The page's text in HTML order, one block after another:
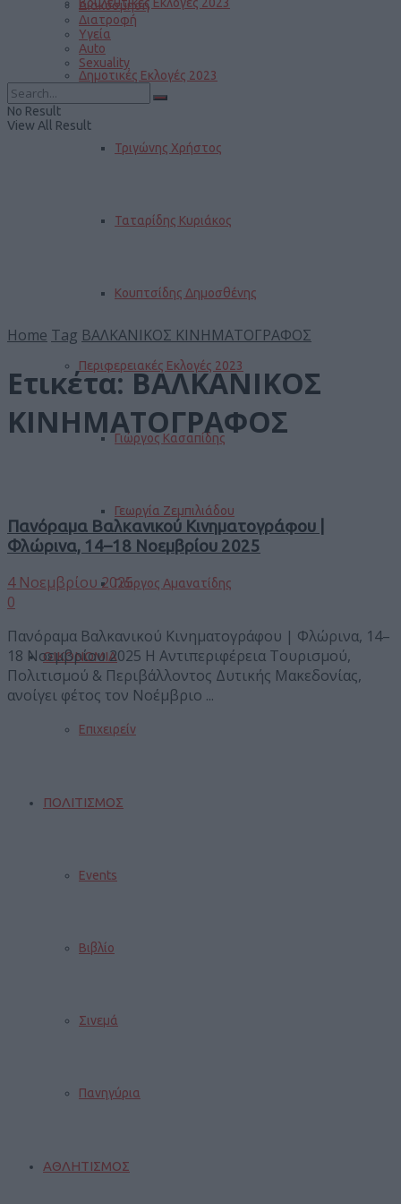
Δημοτικές Εκλογές 2023
Τριγώνης Χρήστος
Ταταρίδης Κυριάκος
Κουπτσίδης Δημοσθένης
Περιφερειακές Εκλογές 2023
Γιώργος Κασαπίδης
Γεωργία Ζεμπιλιάδου
Γιώργος Αμανατίδης
ΟΙΚΟΝΟΜΙΑ
Επιχειρείν
ΠΟΛΙΤΙΣΜΟΣ
Events
Βιβλίο
Σινεμά
Πανηγύρια
ΑΘΛΗΤΙΣΜΟΣ
Διακόσμηση
Διατροφή
Υγεία
Auto
Sexuality
No Result
View All Result
Home Tag ΒΑΛΚΑΝΙΚΟΣ ΚΙΝΗΜΑΤΟΓΡΑΦΟΣ
Ετικέτα:ΒΑΛΚΑΝΙΚΟΣ
ΚΙΝΗΜΑΤΟΓΡΑΦΟΣ
Πανόραμα Βαλκανικού Κινηματογράφου |
Φλώρινα, 14–18 Νοεμβρίου 2025
4 Νοεμβρίου 2025
0
Πανόραμα Βαλκανικού Κινηματογράφου | Φλώρινα, 14–
18 Νοεμβρίου 2025 Η Αντιπεριφέρεια Τουρισμού,
Πολιτισμού & Περιβάλλοντος Δυτικής Μακεδονίας,
ανοίγει φέτος τον Νοέμβριο ...